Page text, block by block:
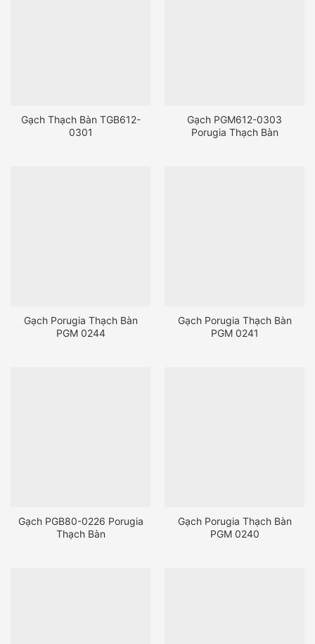
Gạch Thạch Bàn TGB612-
0301
Gạch PGM612-0303
Porugia Thạch Bàn
Gạch Porugia Thạch Bàn
PGM 0244
Gạch Porugia Thạch Bàn
PGM 0241
Gạch PGB80-0226 Porugia
Thạch Bàn
Gạch Porugia Thạch Bàn
PGM 0240